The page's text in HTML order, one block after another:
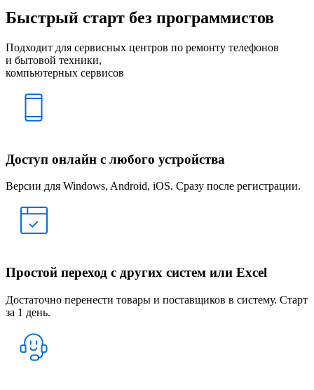
Быстрый старт без программистов
Подходит для сервисных центров по ремонту телефонов
и бытовой техники,
компьютерных сервисов
Доступ онлайн с любого устройства
Версии для Windows, Android, iOS. Сразу после регистрации.
Простой переход с других систем или Excel
Достаточно перенести товары и поставщиков в систему. Старт
за 1 день.